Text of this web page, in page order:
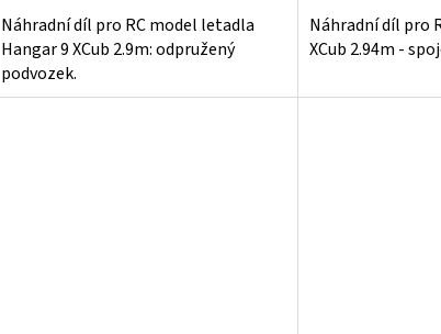
Náhradní díl pro RC model letadla
Hangar 9 XCub 2.9m: odpružený
podvozek.
Náhradní díl pro
XCub 2.94m -